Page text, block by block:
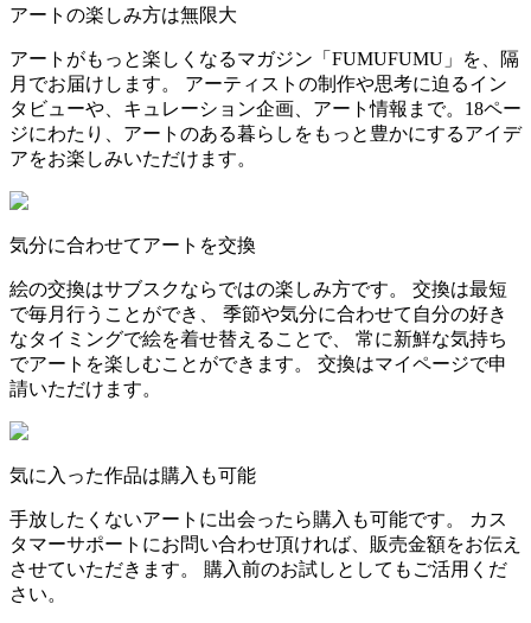
アートの楽しみ方は無限大
アートがもっと楽しくなるマガジン「FUMUFUMU」を、隔
月でお届けします。 アーティストの制作や思考に迫るイン
タビューや、キュレーション企画、アート情報まで。18ペー
ジにわたり、アートのある暮らしをもっと豊かにするアイデ
アをお楽しみいただけます。
気分に合わせてアートを交換
絵の交換はサブスクならではの楽しみ方です。 交換は最短
で毎月行うことができ、 季節や気分に合わせて自分の好き
なタイミングで絵を着せ替えることで、 常に新鮮な気持ち
でアートを楽しむことができます。 交換はマイページで申
請いただけます。
気に入った作品は購入も可能
手放したくないアートに出会ったら購入も可能です。 カス
タマーサポートにお問い合わせ頂ければ、販売金額をお伝え
させていただきます。 購入前のお試しとしてもご活用くだ
さい。